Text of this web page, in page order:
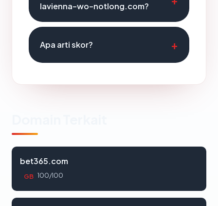
lavienna-wo-notlong.com?
Apa arti skor?
bet365.com
GB 100/100